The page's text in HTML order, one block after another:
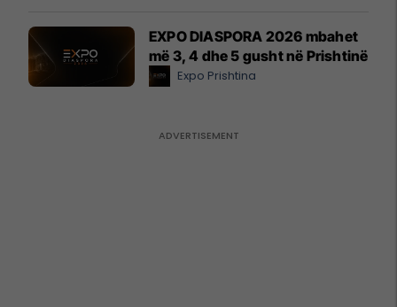
EXPO DIASPORA 2026 mbahet
më 3, 4 dhe 5 gusht në Prishtinë
Expo Prishtina